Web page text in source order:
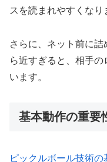
スを読まれやすくなり
さらに、ネット前に
ら近すぎると、相手
います。
基本動作の重要
ピックルボール技術の